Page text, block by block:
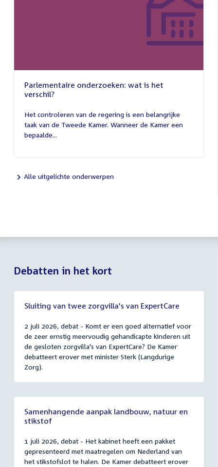
Parlementaire onderzoeken: wat is het
verschil?
juli
2026
Het controleren van de regering is een belangrijke
taak van de Tweede Kamer. Wanneer de Kamer een
bepaalde...
Alle uitgelichte onderwerpen
Debatten in het kort
Sluiting van twee zorgvilla's van ExpertCare
2 juli 2026, debat - Komt er een goed alternatief voor
de zeer ernstig meervoudig gehandicapte kinderen uit
de gesloten zorgvilla's van ExpertCare? De Kamer
debatteert erover met minister Sterk (Langdurige
Zorg).
Samenhangende aanpak landbouw, natuur en
stikstof
1 juli 2026, debat - Het kabinet heeft een pakket
gepresenteerd met maatregelen om Nederland van
het stikstofslot te halen. De Kamer debatteert erover